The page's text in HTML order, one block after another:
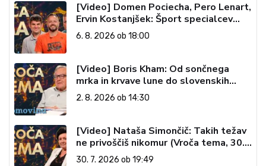
[Video] Domen Pociecha, Pero Lenart,
Ervin Kostanjšek: Šport specialcev
(Vroča tema, 6. 8. 2026)
6. 8. 2026 ob 18:00
[Video] Boris Kham: Od sončnega
mrka in krvave lune do slovenskih
pečatov v vesolju (Vroča tema, 2. 8.
2026)
2. 8. 2026 ob 14:30
[Video] Nataša Simončič: Takih težav
ne privoščiš nikomur (Vroča tema, 30.
7. 2026)
30. 7. 2026 ob 19:49